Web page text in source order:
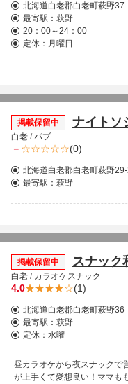
北海道白老郡白老町萩野37
最寄駅： 萩野
20：00～24：00
定休：月曜日
掲載保留中 ナイトソ
白老 /パブ
－ (0)
北海道白老郡白老町萩野
最寄駅： 萩野
掲載保留中 スナック
白老 / カラオケスナック
4.0 (1)
北海道白老郡白老町萩野36
最寄駅： 萩野
定休：水曜
昼カラオケから夜スナックで
が上手くて愛想良い！ママも